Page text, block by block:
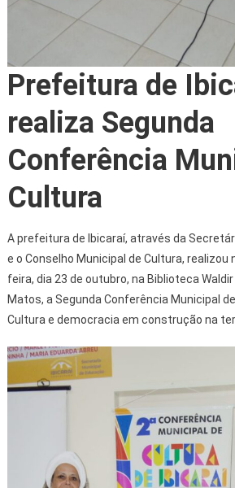
Prefeitura de
realiza Segunda
Conferência
Cultura
A prefeitura de Ibicaraí, através da
e o Conselho Municipal de Cultura, realizou
feira, dia 23 de outubro, na Biblioteca
Matos, a Segunda Conferência Municipal
Cultura e democracia em construção na